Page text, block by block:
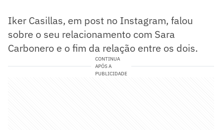
Iker Casillas, em post no Instagram, falou
sobre o seu relacionamento com Sara
Carbonero e o fim da relação entre os dois.
CONTINUA
APÓS A
PUBLICIDADE